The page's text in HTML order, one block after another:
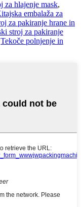
za hlajenje mask,
embalaža za
za pakiranje hrane in
stroj za pakiranje
Tekoče polnjenje in